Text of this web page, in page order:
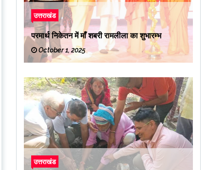
उत्तराखंड
परमार्थ निकेतन में माँ शबरी रामलीला का शुभारम्भ
October 1, 2025
उत्तराखंड